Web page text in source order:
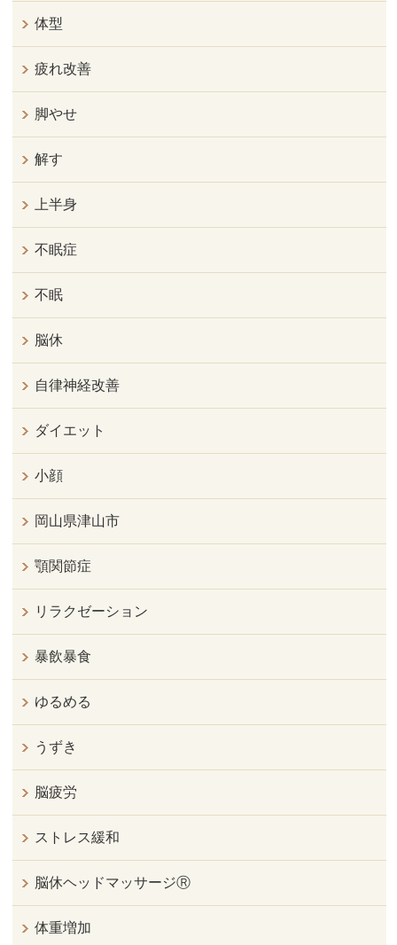
体型
疲れ改善
脚やせ
解す
上半身
不眠症
不眠
脳休
自律神経改善
ダイエット
小顔
岡山県津山市
顎関節症
リラクゼーション
暴飲暴食
ゆるめる
うずき
脳疲労
ストレス緩和
脳休ヘッドマッサージⓇ
体重増加